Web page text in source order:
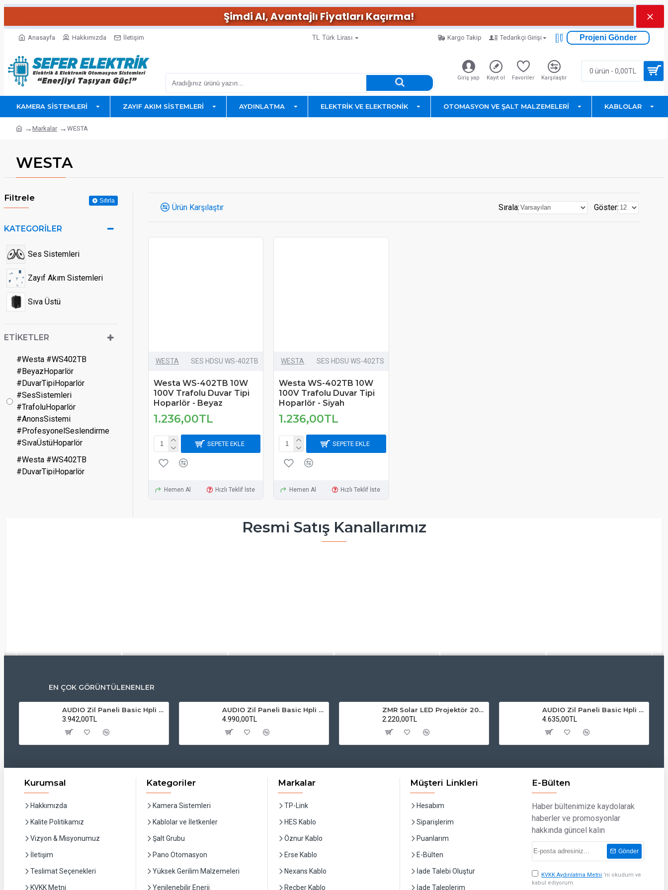
Şimdi Al, Avantajlı Fiyatları Kaçırma!
Anasayfa Hakkımızda İletişim TL Türk Lirası Kargo Takip Tedarikçi Girişi Projeni Gönder
Giriş yap Kayıt ol Favoriler Karşılaştır
0 ürün - 0,00TL
KAMERA SISTEMLERI ZAYIF AKIM SISTEMLERI AYDINLATMA ELEKTRIK VE ELEKTRONIK OTOMASYON VE ŞALT MALZEMELERI KABLOLAR
Markalar WESTA
WESTA
Filtrele Sıfırla
KATEGORILER
Ses Sistemleri
Zayıf Akım Sistemleri
Sıva Üstü
ETIKETLER
#Westa #WS402TB
#BeyazHoparlör
#DuvarTipiHoparlör
#SesSistemleri
#TrafoluHoparlör
#AnonsSistemi
#ProfesyonelSeslendirme
#SıvaÜstüHoparlör
#Westa #WS402TB
#DuvarTipiHoparlör
Ürün Karşılaştır Sırala: Göster:
WESTA SES HDSU WS-402TB
Westa WS-402TB 10W
100V Trafolu Duvar Tipi
Hoparlör - Beyaz
1.236,00TL
SEPETE EKLE
Hemen Al Hızlı Teklif İste
WESTA SES HDSU WS-402TS
Westa WS-402TB 10W
100V Trafolu Duvar Tipi
Hoparlör - Siyah
1.236,00TL
SEPETE EKLE
Hemen Al Hızlı Teklif İste
Resmi Satış Kanallarımız
EN ÇOK GÖRÜNTÜLENENLER
AUDIO Zil Paneli Basic Hpli Çift Buton 14'lü Sesli Apartman Diafon Kapı Paneli
3.942,00TL
AUDIO Zil Paneli Basic Hpli Çift Buton 20'li Sesli Apartman Diafon Kapı Paneli
4.990,00TL
ZMR Solar LED Projektör 200W 6500K Beyaz Işık Dış Mekan Projektör
2.220,00TL
AUDIO Zil Paneli Basic Hpli Çift Buton 18'li Sesli Apartman Diafon Kapı Paneli
4.635,00TL
Kurumsal
Hakkımızda
Kalite Politikamız
Vizyon & Misyonumuz
İletişim
Teslimat Seçenekleri
KVKK Metni
Kategoriler
Kamera Sistemleri
Kablolar ve İletkenler
Şalt Grubu
Pano Otomasyon
Yüksek Gerilim Malzemeleri
Yenilenebilir Enerji
Markalar
TP-Link
HES Kablo
Öznur Kablo
Erse Kablo
Nexans Kablo
Reçber Kablo
Müşteri Linkleri
Hesabım
Siparişlerim
Puanlarım
E-Bülten
İade Talebi Oluştur
İade Taleplerim
E-Bülten
Haber bültenimize kaydolarak
haberler ve promosyonlar
hakkında güncel kalın
Gönder
KVKK Aydınlatma Metni 'ni okudum ve
kabul ediyorum.